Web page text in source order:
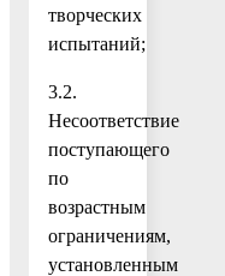
творческих
испытаний;
3.2.
Несоответствие
поступающего
по
возрастным
ограничениям,
установленным